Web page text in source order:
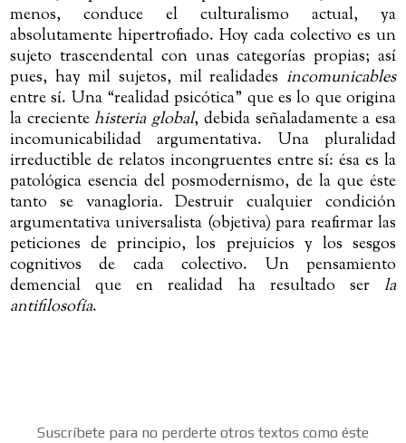
menos, conduce el culturalismo actual, ya
absolutamente hipertrofiado. Hoy cada colectivo es un
sujeto trascendental con unas categorías propias; así
pues, hay mil sujetos, mil realidades incomunicables
entre sí. Una “realidad psicótica” que es lo que origina
la crecientehisteria global, debida señaladamente a esa
incomunicabilidad argumentativa. Una pluralidad
irreductible de relatos incongruentes entre sí: ésa es la
patológica esencia del posmodernismo, de la que éste
tanto se vanagloria. Destruir cualquier condición
argumentativa universalista (objetiva) para reafirmar las
peticiones de principio, los prejuicios y los sesgos
cognitivos de cada colectivo. Un pensamiento
demencial que en realidad ha resultado ser la
antifilosofía.
Suscríbete para no perderte otros textos como éste